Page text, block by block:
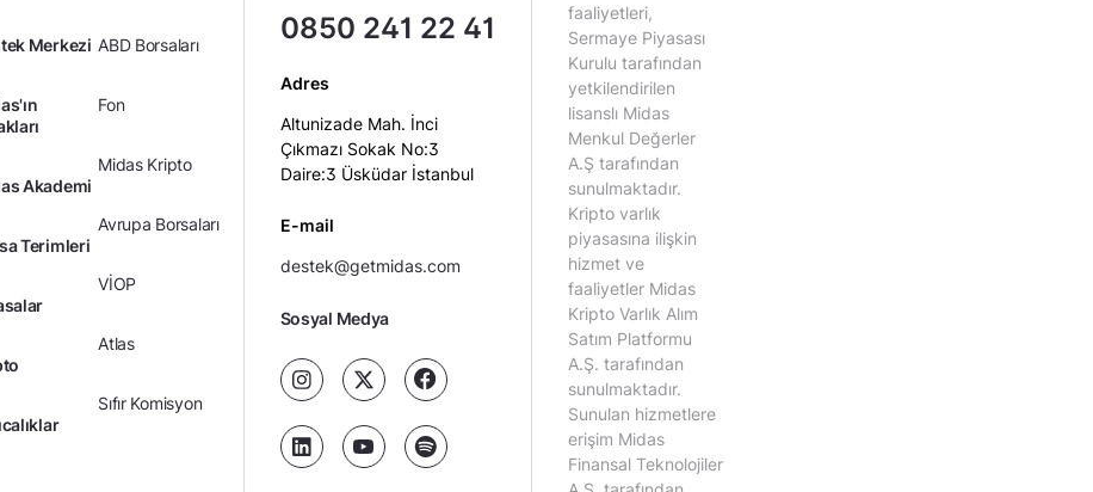
Merkezi
Akademi
Terimleri
ABD Borsaları
Fon
Midas Kripto
Avrupa Borsaları
VİOP
Atlas
Sıfır Komisyon
0850 241 22 41
Adres
Altunizade Mah. İnci
Çıkmazı Sokak No:3
Daire:3 Üsküdar İstanbul
E-mail
destek@getmidas.com
Sosyal Medya
faaliyetleri,
Sermaye Piyasası
Kurulu tarafından
yetkilendirilen
lisanslı Midas
Menkul Değerler
A.Ş tarafından
sunulmaktadır.
Kripto varlık
piyasasına ilişkin
hizmet ve
faaliyetler Midas
Kripto Varlık Alım
Satım Platformu
A.Ş. tarafından
sunulmaktadır.
Sunulan hizmetlere
erişim Midas
Finansal Teknolojiler